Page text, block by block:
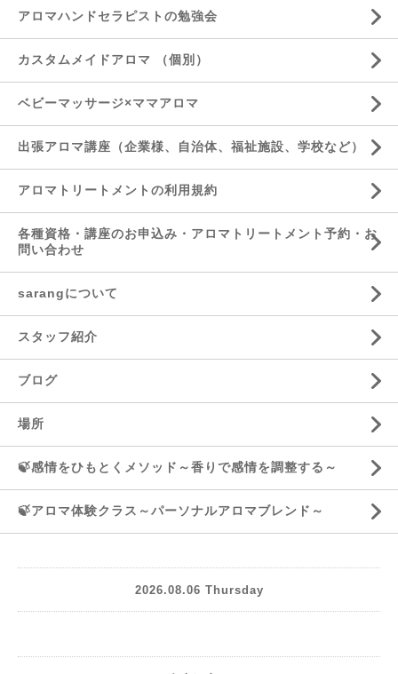
アロマハンドセラピストの勉強会
カスタムメイドアロマ （個別）
ベビーマッサージ×ママアロマ
出張アロマ講座（企業様、自治体、福祉施設、学校など）
アロマトリートメントの利用規約
各種資格・講座のお申込み・アロマトリートメント予約・お
問い合わせ
sarangについて
スタッフ紹介
ブログ
場所
🍃感情をひもとくメソッド～香りで感情を調整する～
🍃アロマ体験クラス～パーソナルアロマブレンド～
2026.08.06 Thursday